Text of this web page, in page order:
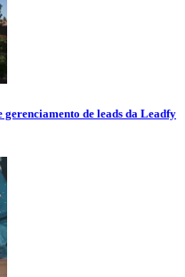
gerenciamento de leads da Leadfy